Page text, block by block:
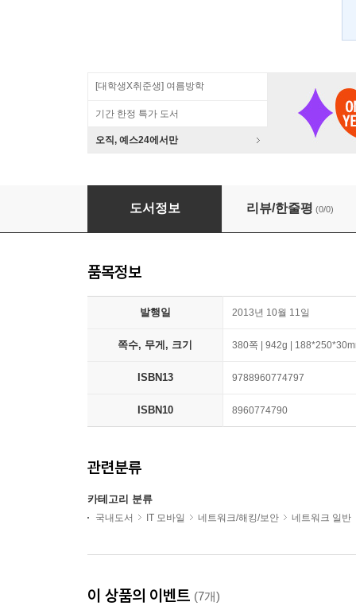
[대학생X취준생] 여름방학
기간 한정 특가 도서
오직, 예스24에서만
서비스 디자인 패턴 Service Design Patterns
도서정보 리뷰/한줄평 (0/0)
품목정보
발행일 2013년 10월 11일
쪽수, 무게, 크기 380쪽 | 942g |
ISBN13 9788960774797
ISBN10 8960774790
관련분류
카테고리 분류
국내도서 IT 모바일 네트워크/해킹/보안 네트워크 일반
이 상품의 이벤트 (7개)